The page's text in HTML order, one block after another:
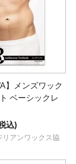
】メンズワック
ベーシックレ
込)
リアンワックス協